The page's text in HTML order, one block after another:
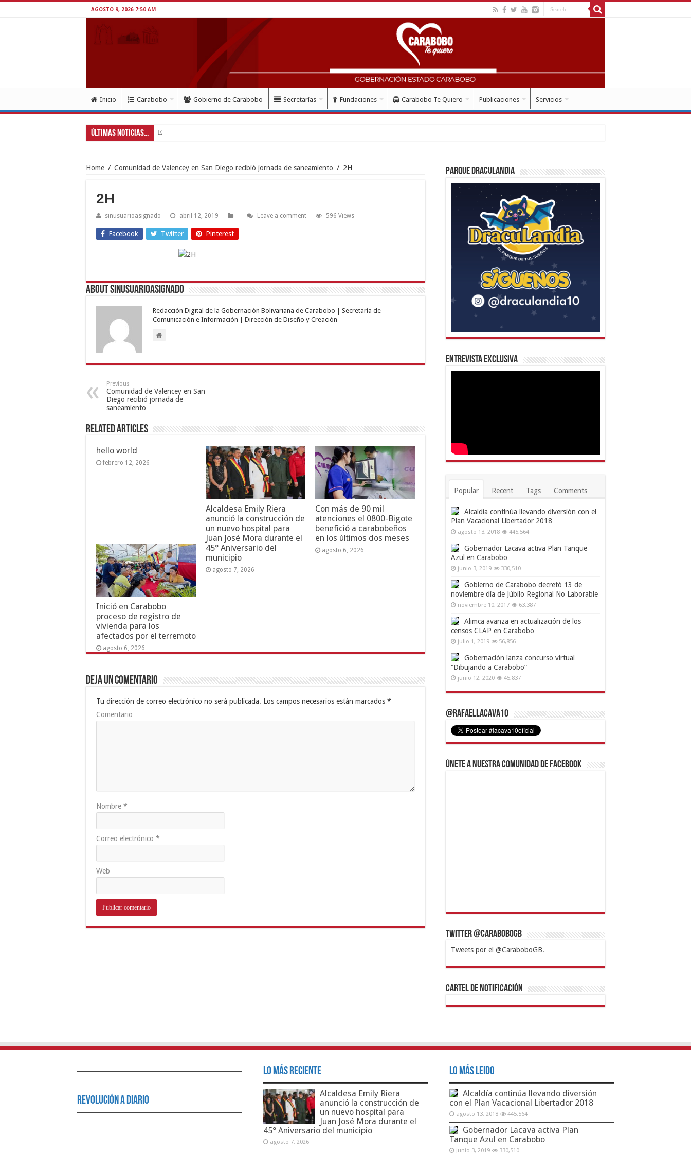
AGOSTO 9, 2026 7:50 AM
Inicio Carabobo Gobierno de Carabobo Secretarías Fundaciones Carabobo Te Quiero Publicaciones Servicios
Últimas Noticias... Exitoso despliegue de salud con
Home / Comunidad de Valencey en San Diego recibió jornada de saneamiento / 2H
2H
sinusuarioasignado abril 12, 2019 Leave a comment 596 Views
Facebook Twitter Pinterest
About sinusuarioasignado
Redacción Digital de la Gobernación Bolivariana de Carabobo | Secretaría de
Comunicación e Información | Dirección de Diseño y Creación
Previous
Comunidad de Valencey en San
Diego recibió jornada de
saneamiento
Related Articles
hello world
febrero 12, 2026
Alcaldesa Emily Riera
anunció la construcción de
un nuevo hospital para
Juan José Mora durante el
45° Aniversario del
municipio
agosto 7, 2026
Con más de 90 mil
atenciones el 0800-Bigote
benefició a carabobeños
en los últimos dos meses
agosto 6, 2026
Inició en Carabobo
proceso de registro de
vivienda para los
afectados por el terremoto
agosto 6, 2026
Deja un comentario
Tu dirección de correo electrónico no será publicada. Los campos necesarios están marcados *
Comentario
Nombre *
Correo electrónico *
Web
Parque Draculandia
Entrevista Exclusiva
Popular Recent Tags Comments
Alcaldía continúa llevando diversión con el
Plan Vacacional Libertador 2018
agosto 13, 2018 445,564
Gobernador Lacava activa Plan Tanque
Azul en Carabobo
junio 3, 2019 330,510
Gobierno de Carabobo decretó 13 de
noviembre día de Júbilo Regional No Laborable
noviembre 10, 2017 63,387
Alimca avanza en actualización de los
censos CLAP en Carabobo
julio 1, 2019 56,856
Gobernación lanza concurso virtual
“Dibujando a Carabobo”
junio 12, 2020 45,837
@RafaelLacava10
Únete a nuestra comunidad de Facebook
Twitter @CaraboboGB
Tweets por el @CaraboboGB.
1xbetBetturkeyBetistKralbetSupertotobetTipobet
https://mvbcasino.com/
Cartel de Notificación
Revolución a Diario
Lo Más Reciente
Alcaldesa Emily Riera
anunció la construcción de
un nuevo hospital para
Juan José Mora durante el
45° Aniversario del municipio
agosto 7, 2026
Lo Más Leido
Alcaldía continúa llevando diversión
con el Plan Vacacional Libertador 2018
agosto 13, 2018 445,564
Gobernador Lacava activa Plan
Tanque Azul en Carabobo
junio 3, 2019 330,510